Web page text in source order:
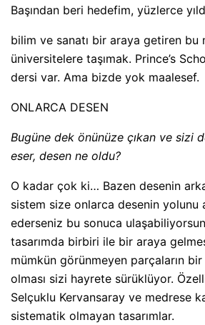
Başından beri hedefim, yüzlerce
bilim ve sanatı bir araya getiren bu
üniversitelere taşımak. Prince’s
dersi var. Ama bizde yok maalesef.
ONLARCA DESEN
Bugüne dek önünüze çıkan ve sizi
eser, desen ne oldu?
O kadar çok ki… Bazen desenin
sistem size onlarca desenin yolunu
ederseniz bu sonuca
tasarımda birbiri ile bir araya
mümkün görünmeyen parçaların
olması sizi hayrete sürüklüyor.
Selçuklu Kervansaray ve medrese
sistematik olmayan tasarımlar.